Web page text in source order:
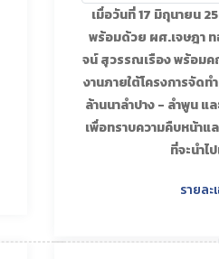
เมื่อวันที่ 17 มิถุนายน
พร้อมด้วย ผศ.เจษฎา
จน์ สุวรรณเรือง พร้อม
งานภายใต้โครงการจัด
ล้านนาลำปาง - ลำพูน แ
เพื่อทราบความคืบหน้า
ที่จะนำไ
รายละ